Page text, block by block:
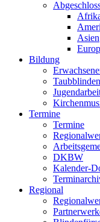
Asien
Bildung
Kirchen
Termine
Termine
DKBW
Kalender-
Regional